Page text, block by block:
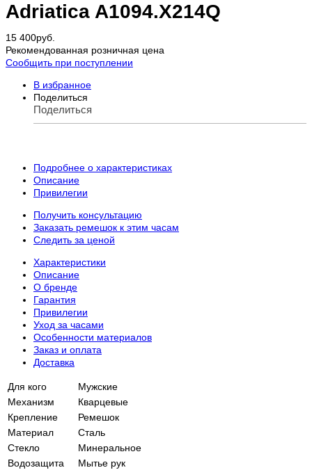
Adriatica A1094.X214Q
15 400руб.
Рекомендованная розничная цена
Сообщить при поступлении
В избранное
Поделиться
Поделиться
Подробнее о характеристиках
Описание
Привилегии
Получить консультацию
Заказать ремешок к этим часам
Следить за ценой
Характеристики
Описание
О бренде
Гарантия
Привилегии
Уход за часами
Особенности материалов
Заказ и оплата
Доставка
Для кого
Мужские
Механизм
Кварцевые
Крепление
Ремешок
Материал
Сталь
Стекло
Минеральное
Водозащита
Мытье рук